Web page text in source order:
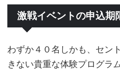
激戦イベントの申込期
わずか４０名しかも、セン
きない貴重な体験プログラ